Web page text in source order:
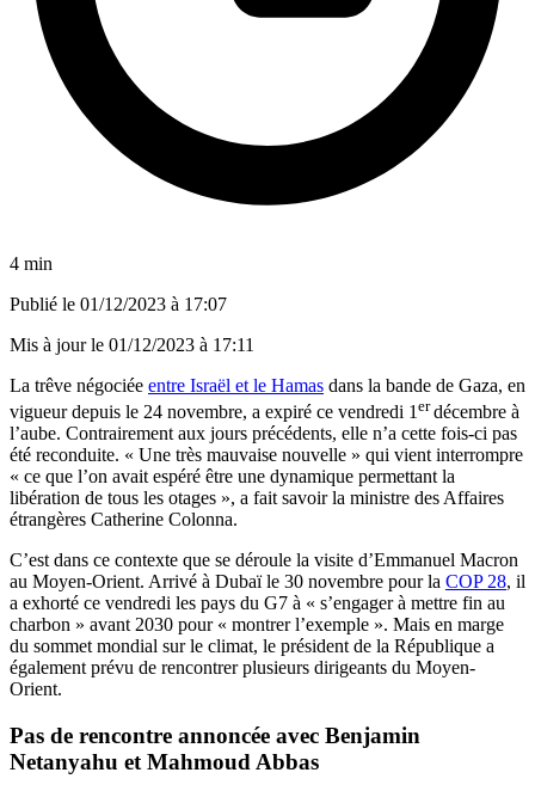
4 min
Publié le 01/12/2023 à 17:07
Mis à jour le 01/12/2023 à 17:11
La trêve négociée entre Israël et le Hamas dans la bande de Gaza, en
vigueur depuis le 24 novembre, a expiré ce vendredi 1 erdécembre à
l’aube. Contrairement aux jours précédents, elle n’a cette fois-ci pas
été reconduite. « Une très mauvaise nouvelle » qui vient interrompre
« ce que l’on avait espéré être une dynamique permettant la
libération de tous les otages », a fait savoir la ministre des Affaires
étrangères Catherine Colonna.
C’est dans ce contexte que se déroule la visite d’Emmanuel Macron
au Moyen-Orient. Arrivé à Dubaï le 30 novembre pour la COP 28, il
a exhorté ce vendredi les pays du G7 à « s’engager à mettre fin au
charbon » avant 2030 pour « montrer l’exemple ». Mais en marge
du sommet mondial sur le climat, le président de la République a
également prévu de rencontrer plusieurs dirigeants du Moyen-
Orient.
Pas de rencontre annoncée avec Benjamin
Netanyahu et Mahmoud Abbas